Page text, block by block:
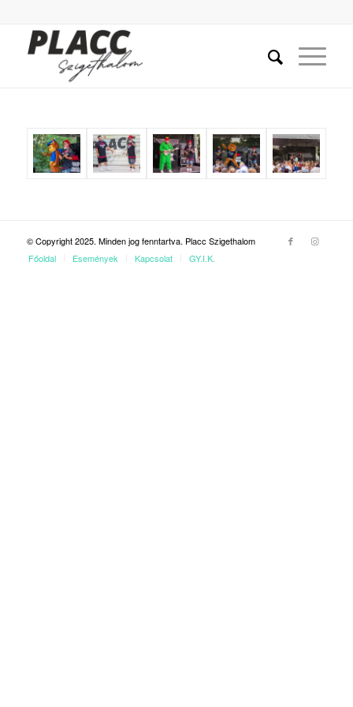
© Copyright 2025. Minden jog fenntartva. Placc Szigethalom
Főoldal
Események Kapcsolat GY.I.K.